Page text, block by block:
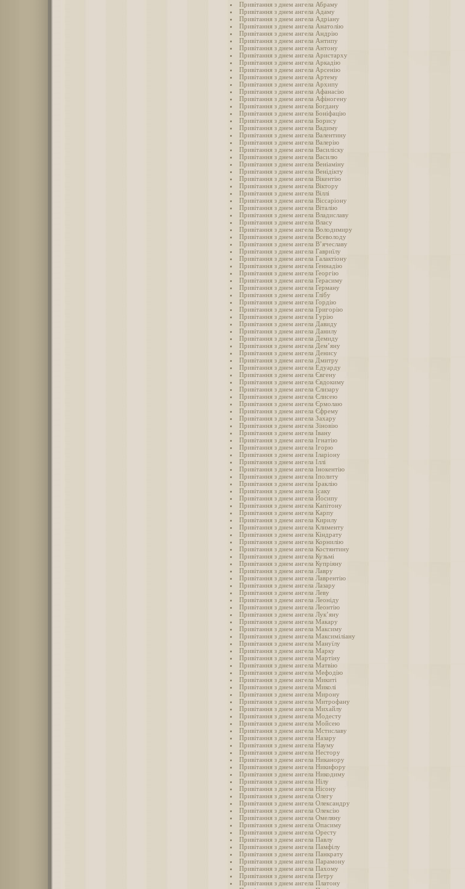
Привітання з днем ангела Абраму
Привітання з днем ангела Адаму
Привітання з днем ангела Адріану
Привітання з днем ангела Анатолію
Привітання з днем ангела Андрію
Привітання з днем ангела Антипу
Привітання з днем ангела Антону
Привітання з днем ангела Аристарху
Привітання з днем ангела Аркадію
Привітання з днем ангела Арсенію
Привітання з днем ангела Артему
Привітання з днем ангела Архипу
Привітання з днем ангела Афанасію
Привітання з днем ангела Афіногену
Привітання з днем ангела Богдану
Привітання з днем ангела Боніфацію
Привітання з днем ангела Борису
Привітання з днем ангела Вадиму
Привітання з днем ангела Валентину
Привітання з днем ангела Валерію
Привітання з днем ангела Василіску
Привітання з днем ангела Василю
Привітання з днем ангела Веніаміну
Привітання з днем ангела Венідікту
Привітання з днем ангела Вікентію
Привітання з днем ангела Віктору
Привітання з днем ангела Віллі
Привітання з днем ангела Віссаріону
Привітання з днем ангела Віталію
Привітання з днем ангела Владиславу
Привітання з днем ангела Власу
Привітання з днем ангела Володимиру
Привітання з днем ангела Всеволоду
Привітання з днем ангела В’ячеславу
Привітання з днем ангела Гавриїлу
Привітання з днем ангела Галактіону
Привітання з днем ангела Геннадію
Привітання з днем ангела Георгію
Привітання з днем ангела Герасиму
Привітання з днем ангела Герману
Привітання з днем ангела Глібу
Привітання з днем ангела Гордію
Привітання з днем ангела Григорію
Привітання з днем ангела Гурію
Привітання з днем ангела Давиду
Привітання з днем ангела Данилу
Привітання з днем ангела Демиду
Привітання з днем ангела Дем’яну
Привітання з днем ангела Денису
Привітання з днем ангела Дмитру
Привітання з днем ангела Едуарду
Привітання з днем ангела Євгену
Привітання з днем ангела Євдокиму
Привітання з днем ангела Єлизару
Привітання з днем ангела Єлисею
Привітання з днем ангела Єрмолаю
Привітання з днем ангела Єфрему
Привітання з днем ангела Захару
Привітання з днем ангела Зіновію
Привітання з днем ангела Івану
Привітання з днем ангела Ігнатію
Привітання з днем ангела Ігорю
Привітання з днем ангела Іларіону
Привітання з днем ангела Іллі
Привітання з днем ангела Інокентію
Привітання з днем ангела Іполиту
Привітання з днем ангела Іраклію
Привітання з днем ангела Ісаку
Привітання з днем ангела Йосипу
Привітання з днем ангела Капітону
Привітання з днем ангела Карпу
Привітання з днем ангела Кирилу
Привітання з днем ангела Клименту
Привітання з днем ангела Кіндрату
Привітання з днем ангела Корнилію
Привітання з днем ангела Костянтину
Привітання з днем ангела Кузьмі
Привітання з днем ангела Купріяну
Привітання з днем ангела Лавру
Привітання з днем ангела Лаврентію
Привітання з днем ангела Лазару
Привітання з днем ангела Леву
Привітання з днем ангела Леоніду
Привітання з днем ангела Леонтію
Привітання з днем ангела Лук’яну
Привітання з днем ангела Макару
Привітання з днем ангела Максиму
Привітання з днем ангела Максиміліану
Привітання з днем ангела Мануїлу
Привітання з днем ангела Марку
Привітання з днем ангела Мартіну
Привітання з днем ангела Матвію
Привітання з днем ангела Мефодію
Привітання з днем ангела Микиті
Привітання з днем ангела Миколі
Привітання з днем ангела Мирону
Привітання з днем ангела Митрофану
Привітання з днем ангела Михайлу
Привітання з днем ангела Модесту
Привітання з днем ангела Мойсею
Привітання з днем ангела Мстиславу
Привітання з днем ангела Назару
Привітання з днем ангела Науму
Привітання з днем ангела Нестору
Привітання з днем ангела Никанору
Привітання з днем ангела Никифору
Привітання з днем ангела Никодиму
Привітання з днем ангела Нілу
Привітання з днем ангела Нісону
Привітання з днем ангела Олегу
Привітання з днем ангела Олександру
Привітання з днем ангела Олексію
Привітання з днем ангела Омеляну
Привітання з днем ангела Опасиму
Привітання з днем ангела Оресту
Привітання з днем ангела Павлу
Привітання з днем ангела Памфілу
Привітання з днем ангела Панкрату
Привітання з днем ангела Парамону
Привітання з днем ангела Пахому
Привітання з днем ангела Петру
Привітання з днем ангела Платону